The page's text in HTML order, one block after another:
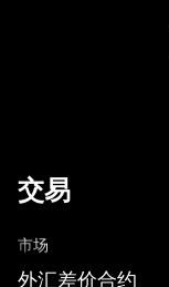
交易
市场
外汇差价合约